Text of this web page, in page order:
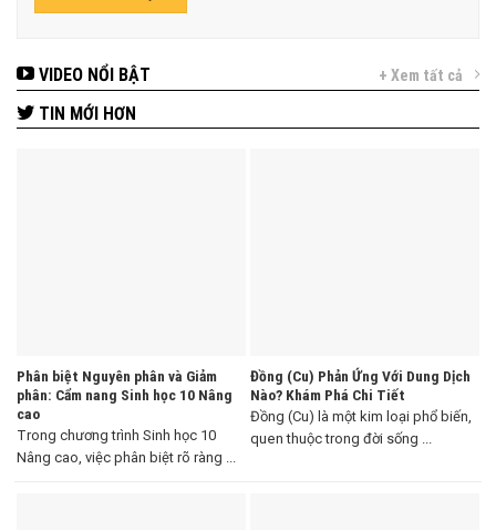
VIDEO NỔI BẬT + Xem tất cả
TIN MỚI HƠN
Phân biệt Nguyên phân và Giảm
phân: Cẩm nang Sinh học 10 Nâng
cao
Trong chương trình Sinh học 10
Nâng cao, việc phân biệt rõ ràng ...
Đồng (Cu) Phản Ứng Với Dung Dịch
Nào? Khám Phá Chi Tiết
Đồng (Cu) là một kim loại phổ biến,
quen thuộc trong đời sống ...